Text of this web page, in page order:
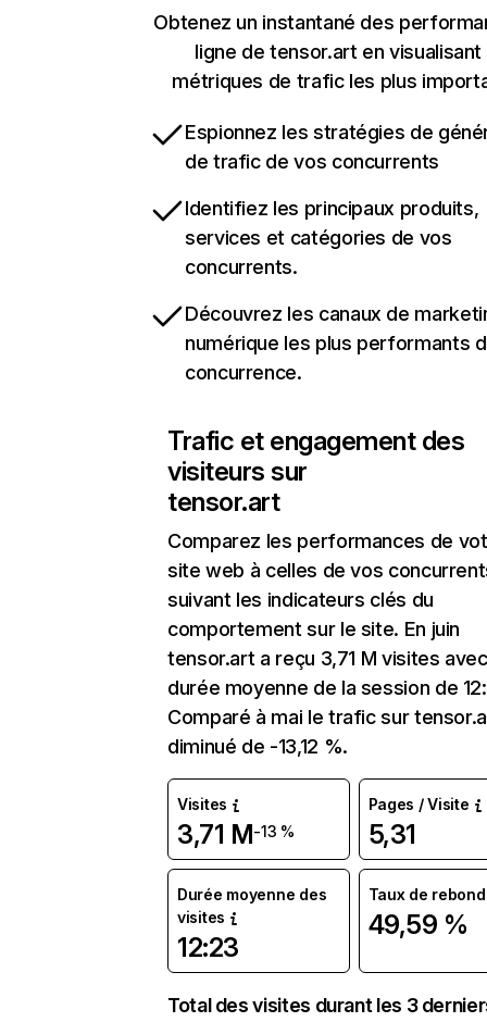
Obtenez un instantané des
ligne de tensor.art en visualisant
métriques de trafic les plus
Espionnez les stratégies de
de trafic de vos concurrents
Identifiez les principaux produits,
services et catégories de vos
concurrents.
Découvrez les canaux de
numérique les plus performants
concurrence.
Trafic et engagement des
visiteurs sur
tensor.art
Comparez les performances de
site web à celles de vos
suivant les indicateurs clés du
comportement sur le site. En juin
tensor.art a reçu 3,71 M visites
durée moyenne de la session de
Comparé à mai le trafic sur
diminué de -13,12 %.
Visites
3,71 M-13 %
Pages / Visite
5,31
Durée moyenne des
visites
12:23
Taux de rebond
49,59 %
Total des visites durant les 3